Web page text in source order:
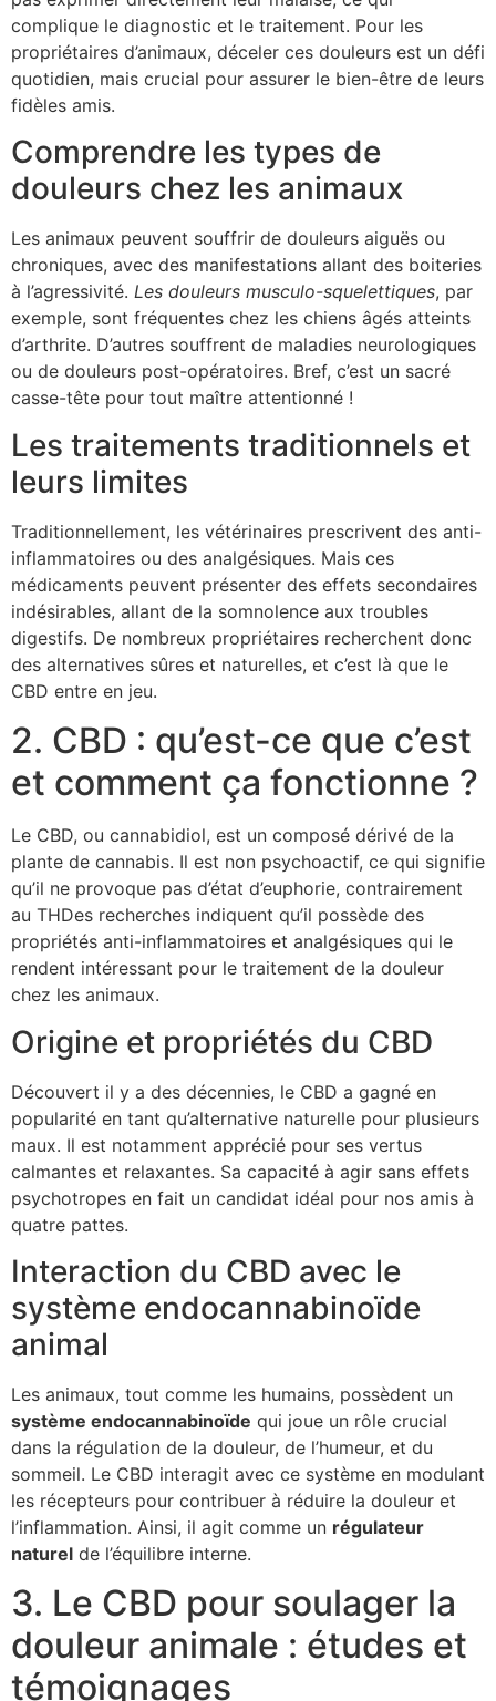
complique le diagnostic et le traitement. Pour les
propriétaires d’animaux, déceler ces douleurs est un défi
quotidien, mais crucial pour assurer le bien-être de leurs
fidèles amis.
Comprendre les types de
douleurs chez les animaux
Les animaux peuvent souffrir de douleurs aiguës ou
chroniques, avec des manifestations allant des boiteries
à l’agressivité. Les douleurs musculo-squelettiques, par
exemple, sont fréquentes chez les chiens âgés atteints
d’arthrite. D’autres souffrent de maladies neurologiques
ou de douleurs post-opératoires. Bref, c’est un sacré
casse-tête pour tout maître attentionné !
Les traitements traditionnels et
leurs limites
Traditionnellement, les vétérinaires prescrivent des anti-
inflammatoires ou des analgésiques. Mais ces
médicaments peuvent présenter des effets secondaires
indésirables, allant de la somnolence aux troubles
digestifs. De nombreux propriétaires recherchent donc
des alternatives sûres et naturelles, et c’est là que le
CBD entre en jeu.
2. CBD : qu’est-ce que c’est
et comment ça fonctionne ?
Le CBD, ou cannabidiol, est un composé dérivé de la
plante de cannabis. Il est non psychoactif, ce qui signifie
qu’il ne provoque pas d’état d’euphorie, contrairement
au THDes recherches indiquent qu’il possède des
propriétés anti-inflammatoires et analgésiques qui le
rendent intéressant pour le traitement de la douleur
chez les animaux.
Origine et propriétés du CBD
Découvert il y a des décennies, le CBD a gagné en
popularité en tant qu’alternative naturelle pour plusieurs
maux. Il est notamment apprécié pour ses vertus
calmantes et relaxantes. Sa capacité à agir sans effets
psychotropes en fait un candidat idéal pour nos amis à
quatre pattes.
Interaction du CBD avec le
système endocannabinoïde
animal
Les animaux, tout comme les humains, possèdent un
système endocannabinoïde qui joue un rôle crucial
dans la régulation de la douleur, de l’humeur, et du
sommeil. Le CBD interagit avec ce système en modulant
les récepteurs pour contribuer à réduire la douleur et
l’inflammation. Ainsi, il agit comme un régulateur
naturel de l’équilibre interne.
3. Le CBD pour soulager la
douleur animale : études et
témoignages